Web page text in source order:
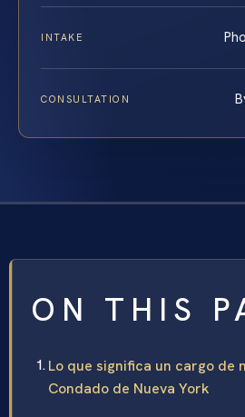
INTAKE
CONSULTATION
ON THIS
Lo que significa un cargo de
Condado de Nueva York